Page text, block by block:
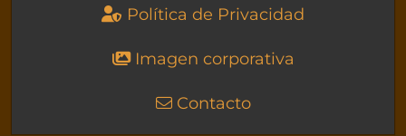
Política de Privacidad
Imagen corporativa
Contacto